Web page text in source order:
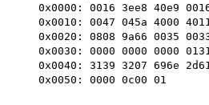
0x0000: 0016 3ee8 40e9
0x0010: 0047 045a 4000
0x0020: 0808 9a66 0035
0x0030: 0000 0000 0000
0x0040: 3139 3207 696e
0x0050: 0000 0c00 01